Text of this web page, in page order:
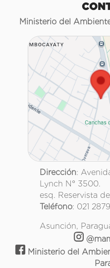
Ministerio del
Dirección:
Lynch N° 3500.
esq. Reservista
Teléfono: 021
Asunción,
Ministerio del